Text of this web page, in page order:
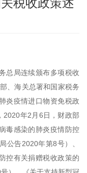
税收政策述
总局连续颁布多项税收
、海关总署和国家税务
炎疫情进口物资免税政
2020年2月6日，财政部
毒感染的肺炎疫情防控
公告2020年第8号）、
控有关捐赠税收政策的